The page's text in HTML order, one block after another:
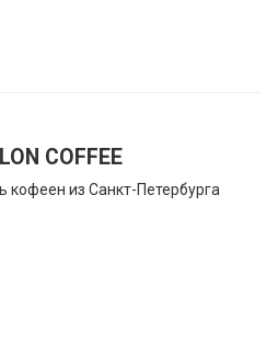
COFFEE
кофеен из Санкт-Петербурга